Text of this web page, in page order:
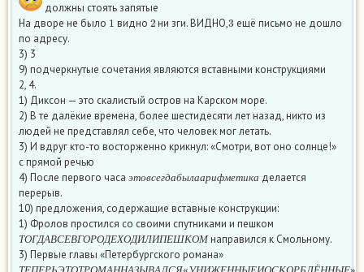
должны стоять запятые
На дворе не было 1 видно 2 ни зги. ВИДНО,3 ещё письмо не дошло
по адресу.
3) 3
9) подчеркнутые сочетания являются вставными конструкциями
2, 4.
1) Диксон — это скалистый остров на Карском море.
2) В те далёкие времена, более шестидесяти лет назад, никто из
людей не представлял себе, что человек мог летать.
3) И вдруг кто-то восторженно крикнул: «Смотри, вот оно солнце!»
с прямой речью
4) После первого часа
д б ф
делается
перерыв.
10) предложения, содержащие вставные конструкции:
1) Фролов простился со своими спутниками и пешком
ТОГДАВСЕВГОР ОДЕХОДИЛИПЕШКОМнаправился к Смольному.
3) Первые главы «Петербургского романа»
ТЕПЕРЬ ЭТОТРОМ АННАЗЫВАЛСЯ«У НИЖЕННЫЕИОСК ОРБЛЁННЫЕ»